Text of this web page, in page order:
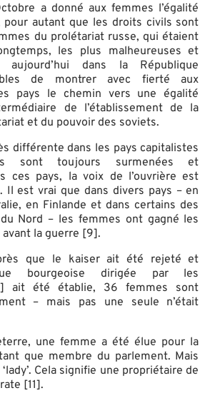
a donné aux femmes l’égalité
pour autant que les droits civils sont
du prolétariat russe, qui étaient
les plus malheureuses et
aujourd’hui dans la République
de montrer avec fierté aux
pays le chemin vers une égalité
de l’établissement de la
et du pouvoir des soviets.
différente dans les pays capitalistes
sont toujours surmenées et
ces pays, la voix de l’ouvrière est
Il est vrai que dans divers pays – en
en Finlande et dans certains des
Nord – les femmes ont gagné les
la guerre [9].
que le kaiser ait été rejeté et
bourgeoise dirigée par les
ait été établie, 36 femmes sont
– mais pas une seule n’était
une femme a été élue pour la
que membre du parlement. Mais
Cela signifie une propriétaire de
[11].